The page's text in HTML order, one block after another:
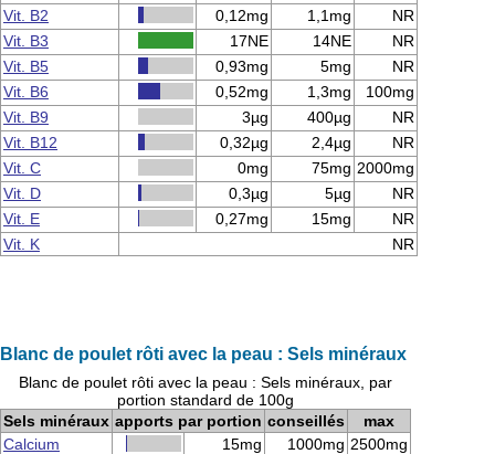
Vit. B2
0,12mg 1,1mg
NR
Vit. B3
17NE 14NE
NR
Vit. B5
0,93mg 5mg
NR
Vit. B6
0,52mg 1,3mg
100mg
Vit. B9
3µg 400µg
NR
Vit. B12
0,32µg 2,4µg
NR
Vit. C
0mg 75mg 2000mg
Vit. D
0,3µg 5µg
NR
Vit. E
0,27mg 15mg
NR
Vit. K
NR
Blanc de poulet rôti avec la peau : Sels minéraux
Blanc de poulet rôti avec la peau : Sels minéraux, par
portion standard de 100g
Sels minéraux apports par portion conseillés
max
Calcium
15mg 1000mg 2500mg